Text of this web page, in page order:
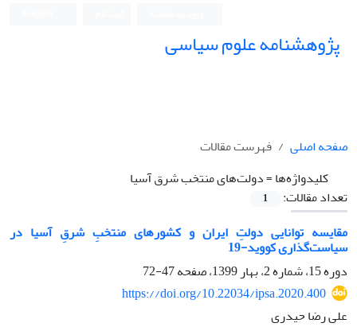
پژوهشنامه علوم سیاسی
صفحه اصلی
فهرست مقالات
کلیدواژه‌ها =دولت‌های منتخب شرق آسیا
تعداد مقالات:
1
مقایسه توانایی دولتِ ایران و کشور‌های منتخبِ شرقِ آسیا در
سیاست‌گذاری کووید-19
دوره 15، شماره 2، بهار 1399، صفحه
47-72
https://doi.org/10.22034/ipsa.2020.400
علی رضا حیدری